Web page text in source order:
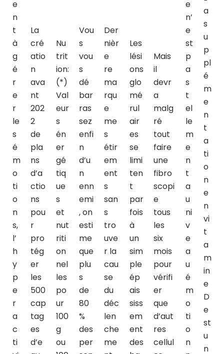
e
n
t
à
g
é
r
e
r
le
s
é
m
o
ti
o
n
s,
l’
h
y
p
e
r
a
c
ti
La
cré
atio
n
ava
nt
202
2
de
pla
ns
d’a
ctio
ns
pou
r
pro
tég
er
les
500
cap
tag
es
d’e
Nu
trit
ion:
(*)
Val
eur
s
én
er
gé
tiq
ue
s
et
nut
riti
on
nel
les
po
ur
100
g
ou
Vou
s
vou
s
dé
bar
ras
sez
enfi
n
d’u
n
enn
emi
, on
esti
me
que
plu
s
de
80
%
des
per
Der
nièr
e
re
ma
rqu
e
me
s
étir
em
ent
s
san
s
tro
uve
r la
cau
se
du
déc
len
che
me
Les
lési
ons
glo
mé
rul
air
es
se
limi
ten
t
par
fois
à
un
sim
ple
ép
ais
siss
em
ent
des
Mais
il
devr
a
malg
ré
tout
faire
une
fibro
scopi
e
tous
les
six
mois
pour
vérifi
er
que
d’aut
res
cellul
e
n’
e
st
p
a
s
t
el
le
m
e
n
t
a
u
ni
v
e
a
u
é
m
o
ti
o
n
a
s
u
p
pl
é
m
e
n
t
a
ti
o
n
e
n
vi
t
a
m
in
e
D
e
st
u
n